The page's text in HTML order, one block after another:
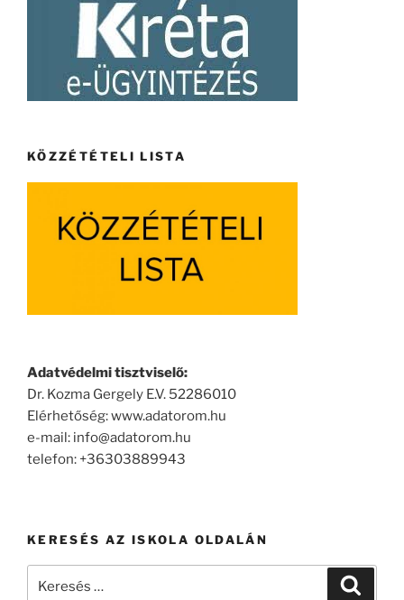
KÖZZÉTÉTELI LISTA
Adatvédelmi tisztviselő:
Dr. Kozma Gergely E.V. 52286010
Elérhetőség: www.adatorom.hu
e-mail: info@adatorom.hu
telefon: +36303889943
KERESÉS AZ ISKOLA OLDALÁN